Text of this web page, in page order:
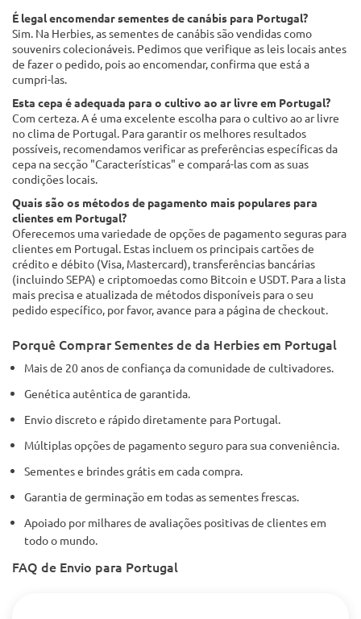
É legal encomendar sementes de canábis para Portugal?
Sim. Na Herbies, as sementes de canábis são vendidas como
souvenirs colecionáveis. Pedimos que verifique as leis locais antes
de fazer o pedido, pois ao encomendar, confirma que está a
cumpri-las.
Esta cepa é adequada para o cultivo ao ar livre em Portugal?
Com certeza. A é uma excelente escolha para o cultivo ao ar livre
no clima de Portugal. Para garantir os melhores resultados
possíveis, recomendamos verificar as preferências específicas da
cepa na secção "Características" e compará-las com as suas
condições locais.
Quais são os métodos de pagamento mais populares para
clientes em Portugal?
Oferecemos uma variedade de opções de pagamento seguras para
clientes em Portugal. Estas incluem os principais cartões de
crédito e débito (Visa, Mastercard), transferências bancárias
(incluindo SEPA) e criptomoedas como Bitcoin e USDT. Para a lista
mais precisa e atualizada de métodos disponíveis para o seu
pedido específico, por favor, avance para a página de checkout.
Porquê Comprar Sementes de da Herbies em Portugal
Mais de 20 anos de confiança da comunidade de cultivadores.
Genética autêntica de garantida.
Envio discreto e rápido diretamente para Portugal.
Múltiplas opções de pagamento seguro para sua conveniência.
Sementes e brindes grátis em cada compra.
Garantia de germinação em todas as sementes frescas.
Apoiado por milhares de avaliações positivas de clientes em
todo o mundo.
FAQ de Envio para Portugal